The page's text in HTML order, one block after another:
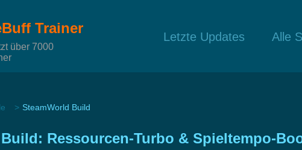
Trainer
über 7000
Letzte Updates Alle
SteamWorld Build
Ressourcen-Turbo & Spieltempo-